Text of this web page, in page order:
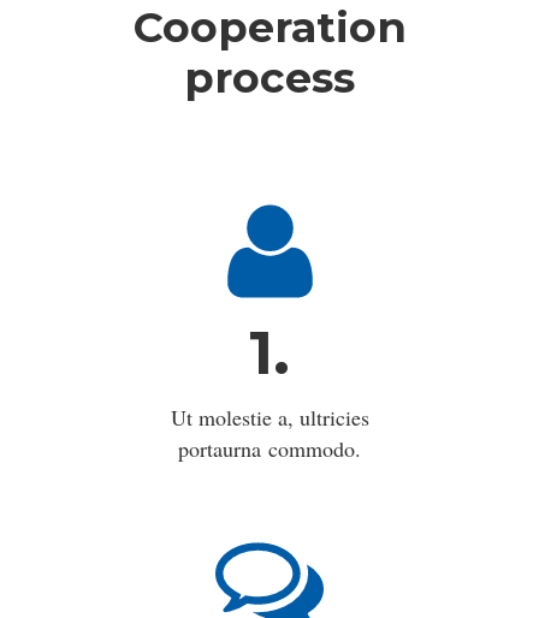
Cooperation
process
1.
Ut molestie a, ultricies
portaurna commodo.